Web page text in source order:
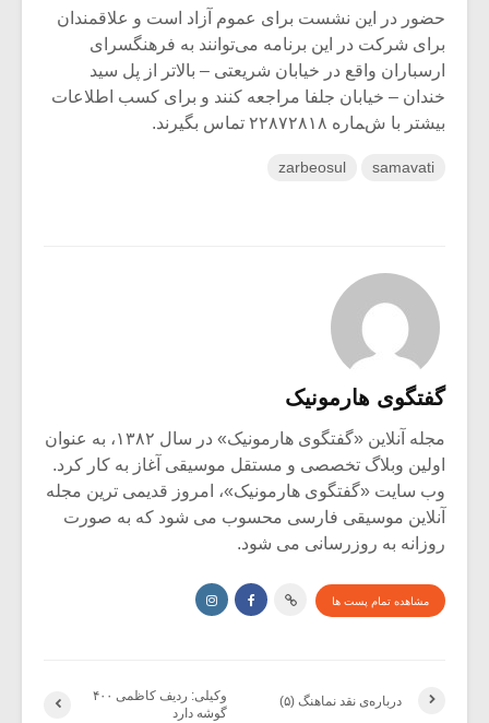
حضور در این نشست برای عموم آزاد است و علاقمندان
برای شرکت در این برنامه می‌توانند به فرهنگسرای
ارسباران واقع در خیابان شریعتی – بالاتر از پل سید
خندان – خیابان جلفا مراجعه کنند و برای کسب اطلاعات
بیشتر با شماره ۲۲۸۷۲۸۱۸ تماس بگیرند.
samavati
zarbeosul
گفتگوی هارمونیک
مجله آنلاین «گفتگوی هارمونیک» در سال ۱۳۸۲، به عنوان
اولین وبلاگ تخصصی و مستقل موسیقی آغاز به کار کرد.
وب سایت «گفتگوی هارمونیک»، امروز قدیمی ترین مجله
آنلاین موسیقی فارسی محسوب می شود که به صورت
روزانه به روزرسانی می شود.
مشاهده تمام پست ها
وکیلی: ردیف کاظمی ۴۰۰
گوشه دارد
درباره‌ی نقد نماهنگ (۵)